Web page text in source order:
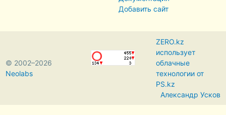
Добавить сайт
© 2002–2026
Neolabs
ZERO.kz
использует
облачные
технологии от
PS.kz
Александр Усков